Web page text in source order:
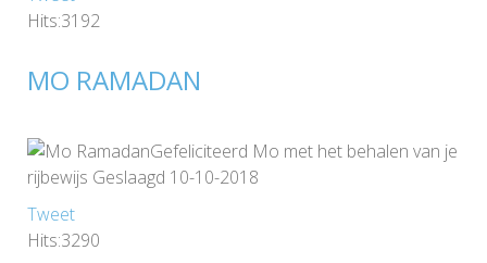
Hits:3192
MO RAMADAN
Gefeliciteerd Mo met het behalen van je
rijbewijs Geslaagd 10-10-2018
Tweet
Hits:3290